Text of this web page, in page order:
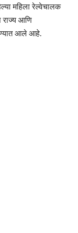
महिला रेल्वेचालक
राज्य आणि
आले आहे.